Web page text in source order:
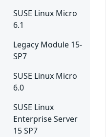
SUSE Linux Micro
6.1
Legacy Module 15-
SP7
SUSE Linux Micro
6.0
SUSE Linux
Enterprise Server
15 SP7